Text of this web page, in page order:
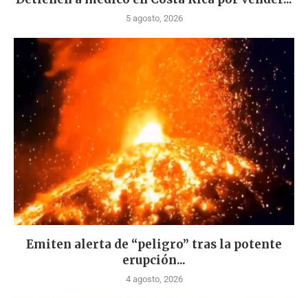
5 agosto, 2026
Emiten alerta de “peligro” tras la potente
erupción...
4 agosto, 2026